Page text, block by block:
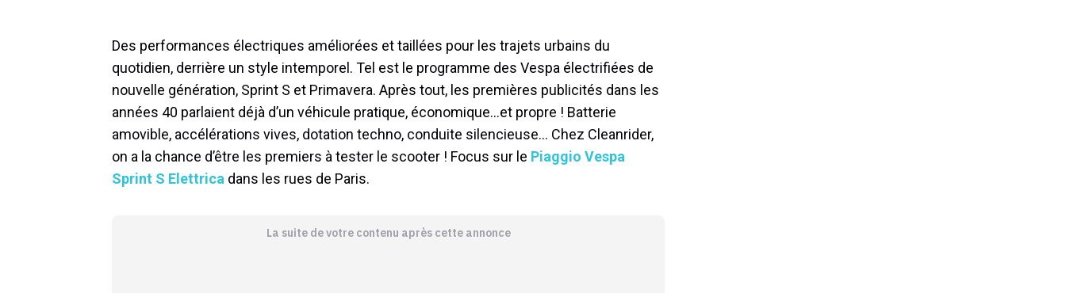
Des performances électriques améliorées et taillées pour les trajets urbains du
quotidien, derrière un style intemporel. Tel est le programme des Vespa électrifiées de
nouvelle génération, Sprint S et Primavera. Après tout, les premières publicités dans les
années 40 parlaient déjà d’un véhicule pratique, économique…et propre ! Batterie
amovible, accélérations vives, dotation techno, conduite silencieuse… Chez Cleanrider,
on a la chance d’être les premiers à tester le scooter ! Focus sur le Piaggio Vespa
Sprint S Elettrica dans les rues de Paris.
La suite de votre contenu après cette annonce